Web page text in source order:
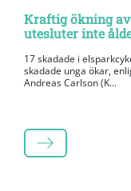
Kraftig ökning
utesluter inte
17 skadade i
skadade unga ökar,
Andreas Carlson (K...
LÄS MER